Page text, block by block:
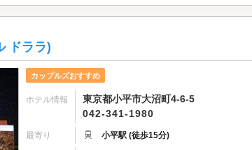
ドララ)
カップルズおすすめ
ホテル情報
東京都小平市大沼町4-6-5
042-341-1980
最寄り 小平駅 (徒歩15分)